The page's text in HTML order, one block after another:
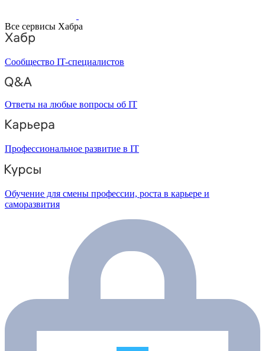
Все сервисы Хабра
Сообщество IT-специалистов
Ответы на любые вопросы об IT
Профессиональное развитие в IT
Обучение для смены профессии, роста в карьере и
саморазвития